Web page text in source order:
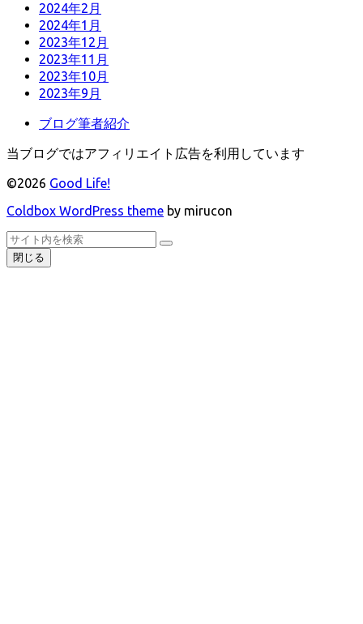
2024年2月
2024年1月
2023年12月
2023年11月
2023年10月
2023年9月
ブログ筆者紹介
当ブログではアフィリエイト広告を利用しています
©2026 Good Life!
Coldbox WordPress theme by mirucon
ト
ッ
プ
検
索
検
閉じる